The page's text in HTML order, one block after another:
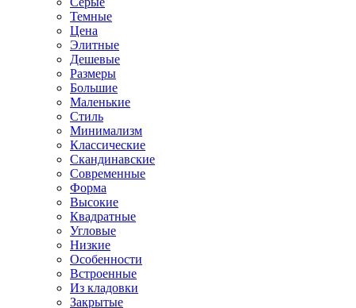
Темные
Цена
Элитные
Дешевые
Размеры
Большие
Маленькие
Стиль
Минимализм
Классические
Скандинавские
Современные
Форма
Высокие
Квадратные
Угловые
Низкие
Особенности
Встроенные
Из кладовки
Закрытые